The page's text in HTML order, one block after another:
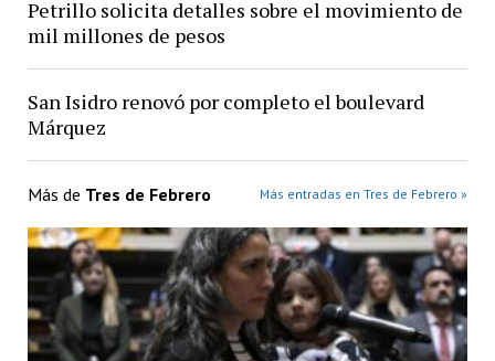
Petrillo solicita detalles sobre el movimiento de
mil millones de pesos
San Isidro renovó por completo el boulevard
Márquez
Más de Tres de Febrero Más entradas en Tres de Febrero »